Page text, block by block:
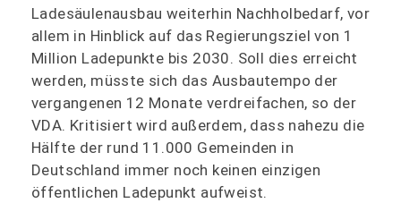
Ladesäulenausbau weiterhin Nachholbedarf, vor
allem in Hinblick auf das Regierungsziel von 1
Million Ladepunkte bis 2030. Soll dies erreicht
werden, müsste sich das Ausbautempo der
vergangenen 12 Monate verdreifachen, so der
VDA. Kritisiert wird außerdem, dass nahezu die
Hälfte der rund 11.000 Gemeinden in
Deutschland immer noch keinen einzigen
öffentlichen Ladepunkt aufweist.